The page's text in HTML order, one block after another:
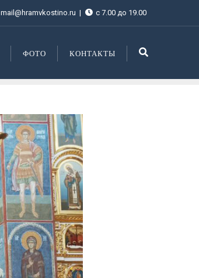
mail@hramvkostino.ru с 7.00 до 19.00
ФОТО КОНТАКТЫ